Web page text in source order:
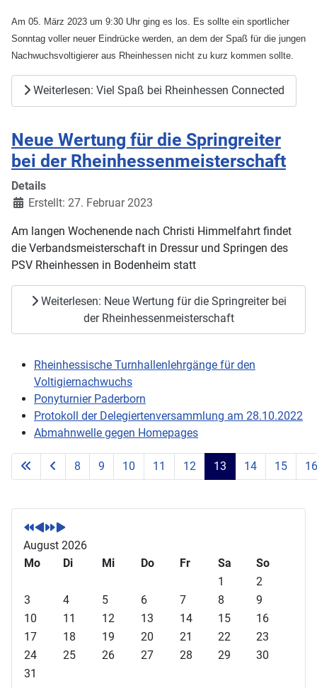
Am 05. März 2023 um 9:30 Uhr ging es los. Es sollte ein sportlicher
Sonntag voller neuer Eindrücke werden, an dem der Spaß für die jungen
Nachwuchsvoltigierer aus Rheinhessen nicht zu kurz kommen sollte.
Weiterlesen: Viel Spaß bei Rheinhessen Connected
Neue Wertung für die Springreiter
bei der Rheinhessenmeisterschaft
Details
Erstellt: 27. Februar 2023
Am langen Wochenende nach Christi Himmelfahrt findet
die Verbandsmeisterschaft in Dressur und Springen des
PSV Rheinhessen in Bodenheim statt
Weiterlesen: Neue Wertung für die Springreiter bei
der Rheinhessenmeisterschaft
Rheinhessische Turnhallenlehrgänge für den
Voltigiernachwuchs
Ponyturnier Paderborn
Protokoll der Delegiertenversammlung am 28.10.2022
Abmahnwelle gegen Homepages
Seite 13 von 71
8 9 10 11 12 13 14 15 16
V
o
r
h
r
i
g
s
J
V
o
r
h
i
g
r
N
ä
c
N
ä
c
August 2026
Mo
Di Mi Do Fr Sa
So
1
2
3
4 5 6 7 8
9
10
11 12 13 14 15
16
17
18 19 20 21 22
23
24
25 26 27 28 29
30
31